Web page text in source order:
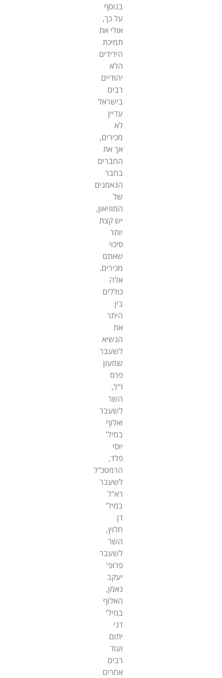
בנוסף
על כך,
אולי את
תמיכת
הידידים
הלא
יהודיים
רבים
בישראל
עדיין
לא
מכירים,
אך את
החברים
בחבר
הנאמנים
של
המוזיאון,
יש קצת
יותר
סיכוי
שאתם
מכירים.
אלה
כוללים
בין
היתר
את
הנשיא
לשעבר
שמעון
פרס
ז"ל,
השר
לשעבר
ואלוף
במיל'
יוסי
פלד,
הרמטכ"ל
לשעבר
רא"ל
במיל'
דן
חלוץ,
השר
לשעבר
פרופ'
יעקב
נאמן,
האלוף
במיל'
דני
יתום
ועוד
רבים
אחרים